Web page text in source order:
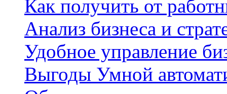
Как получить от
Анализ бизнеса и
Удобное управление
Выгоды Умной